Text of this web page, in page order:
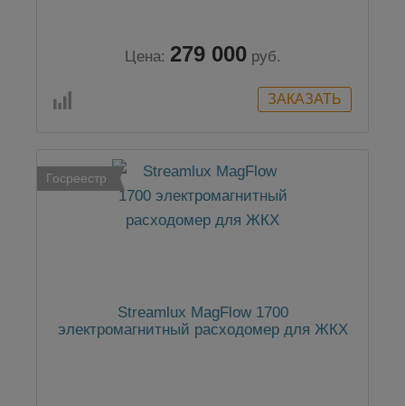
Цена: 279 000 руб.
Госреестр
Streamlux MagFlow 1700
электромагнитный расходомер для ЖКХ